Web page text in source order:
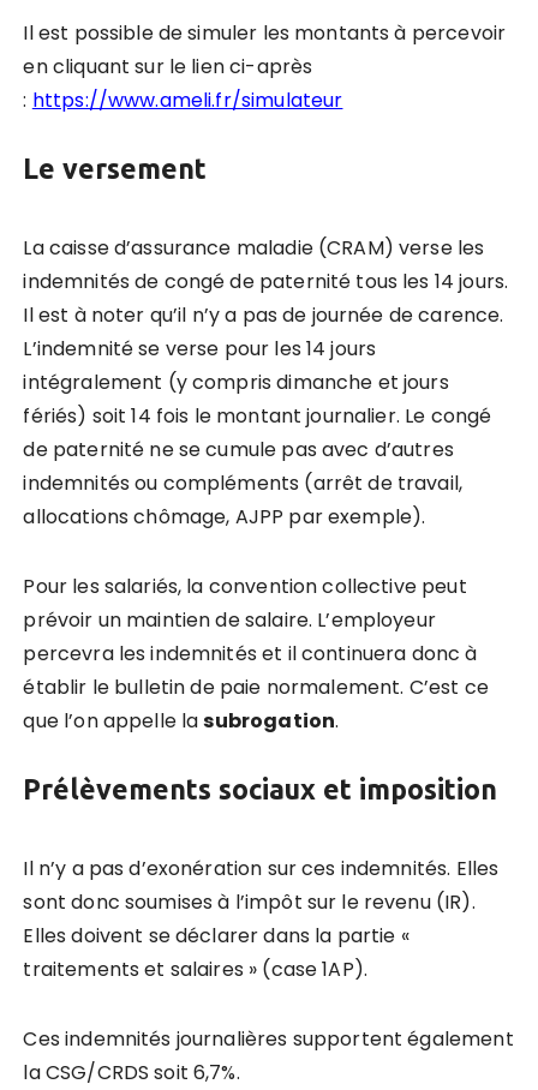
Il est possible de simuler les montants à percevoir
en cliquant sur le lien ci-après
: https://www.ameli.fr/simulateur
Le versement
La caisse d’assurance maladie (CRAM) verse les
indemnités de congé de paternité tous les 14 jours.
Il est à noter qu’il n’y a pas de journée de carence.
L’indemnité se verse pour les 14 jours
intégralement (y compris dimanche et jours
fériés) soit 14 fois le montant journalier. Le congé
de paternité ne se cumule pas avec d’autres
indemnités ou compléments (arrêt de travail,
allocations chômage, AJPP par exemple).
Pour les salariés, la convention collective peut
prévoir un maintien de salaire. L’employeur
percevra les indemnités et il continuera donc à
établir le bulletin de paie normalement. C’est ce
que l’on appelle lasubrogation.
Prélèvements sociaux et imposition
Il n’y a pas d’exonération sur ces indemnités. Elles
sont donc soumises à l’impôt sur le revenu (IR).
Elles doivent se déclarer dans la partie «
traitements et salaires » (case 1AP).
Ces indemnités journalières supportent également
la CSG/CRDS soit 6,7%.